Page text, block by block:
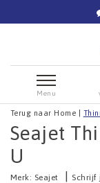
Menu
Terug naar Home
Seajet
U
Merk: Seajet Schrijf